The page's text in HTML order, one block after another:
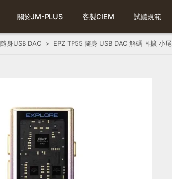
關於JM-PLUS 客製CIEM 試聽規範
隨身USB DAC EPZ TP55 隨身 USB DAC 解碼 耳擴 小